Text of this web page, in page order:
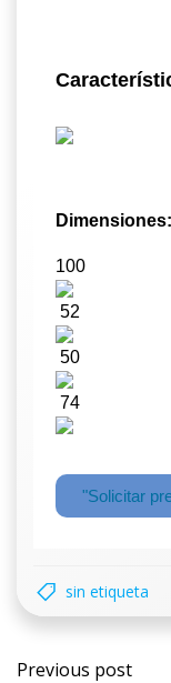
Dimensiones:
100
52
50
74
"Solicitar
sin etiqueta
Previous post